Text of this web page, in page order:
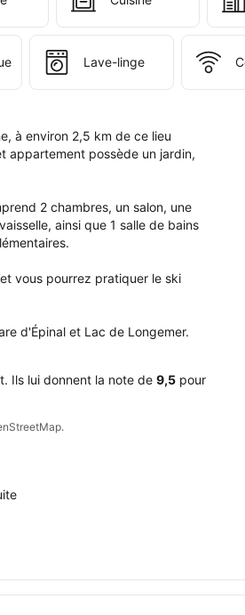
Lave-linge
à environ 2,5 km de ce lieu
appartement possède un jardin,
2 chambres, un salon, une
ainsi que 1 salle de bains
vous pourrez pratiquer le ski
d'Épinal et Lac de Longemer.
Ils lui donnent la note de 9,5 pour